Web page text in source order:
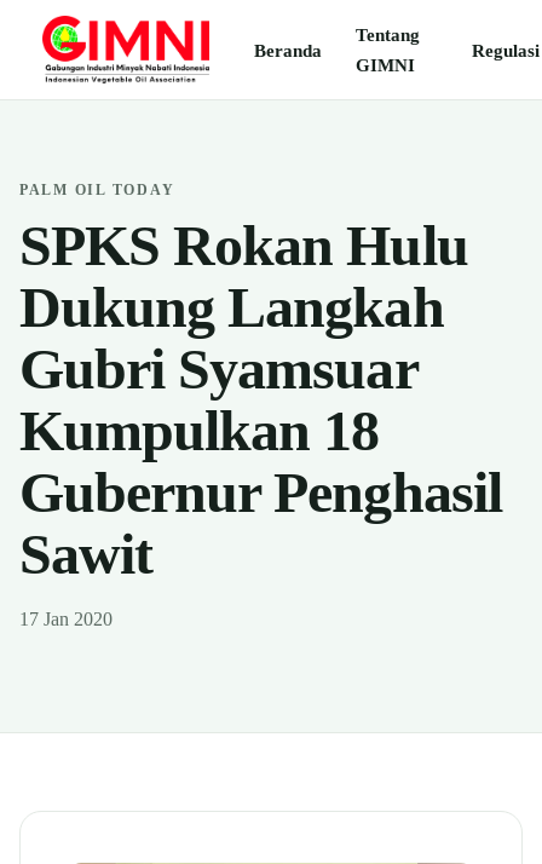
Beranda
Tentang
GIMNI
Regulasi
PALM OIL TODAY
SPKS Rokan Hulu
Dukung Langkah
Gubri Syamsuar
Kumpulkan 18
Gubernur Penghasil
Sawit
17 Jan 2020